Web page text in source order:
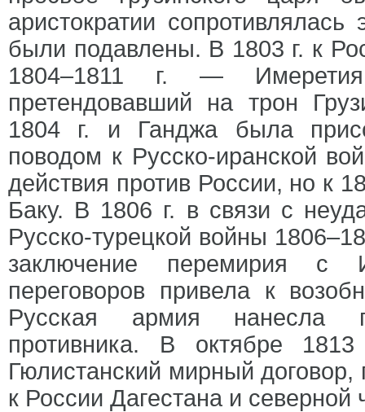
аристократии
были подавлены. В 1803 г. к
1804–1811 г. —
претендовавший на трон
1804 г. и Ганджа была
поводом к Русско-иранской
действия против России, но к
Баку. В 1806 г. в связи с
Русско-турецкой войны
заключение перемирия с
переговоров привела к
Русская армия нанесла
противника. В октябре
Гюлистанский мирный
к России Дагестана и